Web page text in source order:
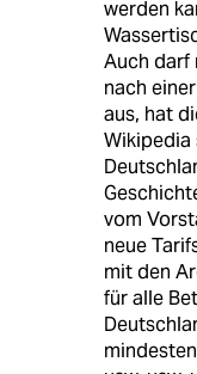
werden
Auch darf
nach
aus, hat
Wikipedia
vom
neue
mit den
für alle